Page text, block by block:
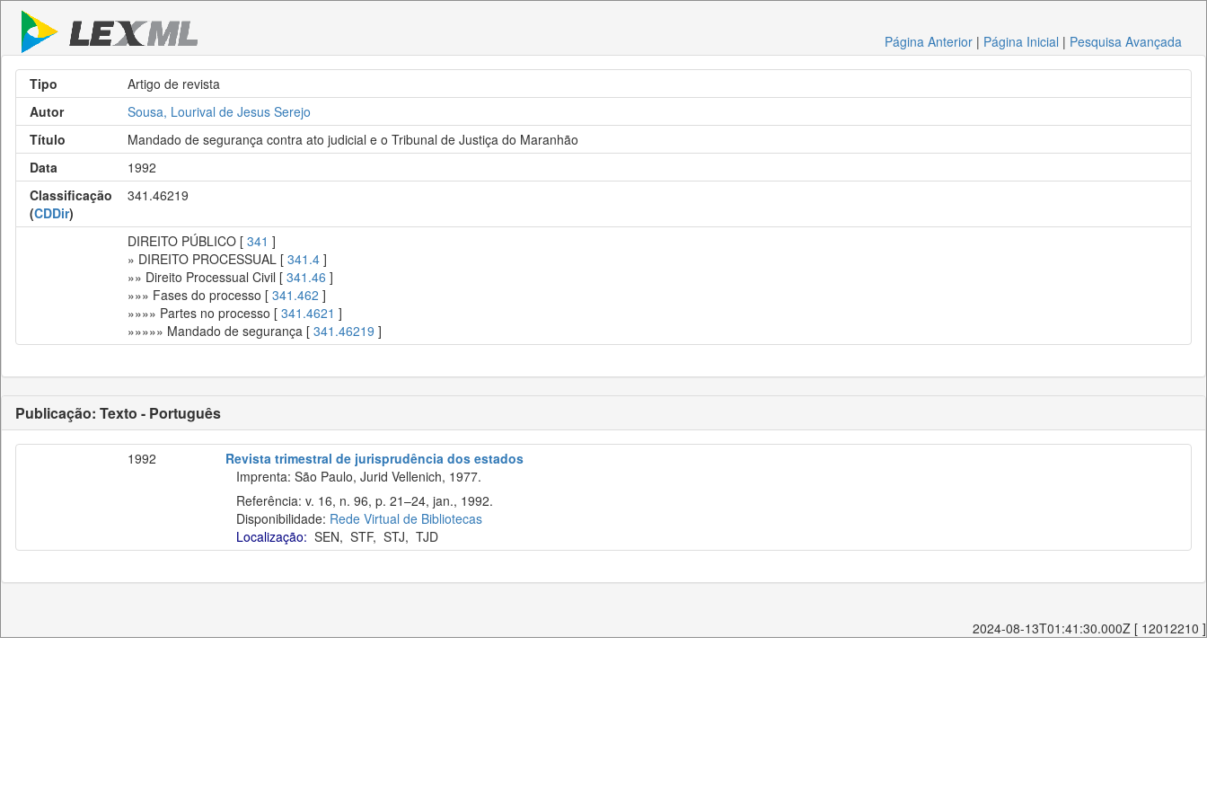
Página Anterior | Página Inicial | Pesquisa Avançada
Tipo
Artigo de revista
Autor
Sousa, Lourival de Jesus Serejo
Título
Mandado de segurança contra ato judicial e o Tribunal de Justiça do Maranhão
Data
1992
Classificação
(CDDir)
341.46219
DIREITO PÚBLICO [ 341 ]
» DIREITO PROCESSUAL [ 341.4 ]
»» Direito Processual Civil [ 341.46 ]
»»» Fases do processo [ 341.462 ]
»»»» Partes no processo [ 341.4621 ]
»»»»» Mandado de segurança [ 341.46219 ]
Publicação: Texto - Português
1992
Revista trimestral de jurisprudência dos estados
Imprenta: São Paulo, Jurid Vellenich, 1977.
Referência: v. 16, n. 96, p. 21–24, jan., 1992.
Disponibilidade: Rede Virtual de Bibliotecas
Localização: SEN, STF, STJ, TJD
2024-08-13T01:41:30.000Z [ 12012210 ]